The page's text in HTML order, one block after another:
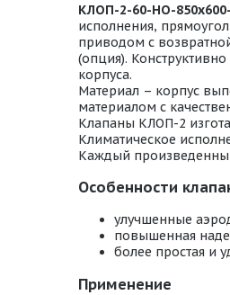
КЛОП-2-60-НО-
исполнения,
приводом с
(опция).
корпуса.
Материал – корпус
материалом с
Клапаны КЛОП-2
Климатическое
Каждый
Особенности
улучшенные
повышенная
более простая и
Применение